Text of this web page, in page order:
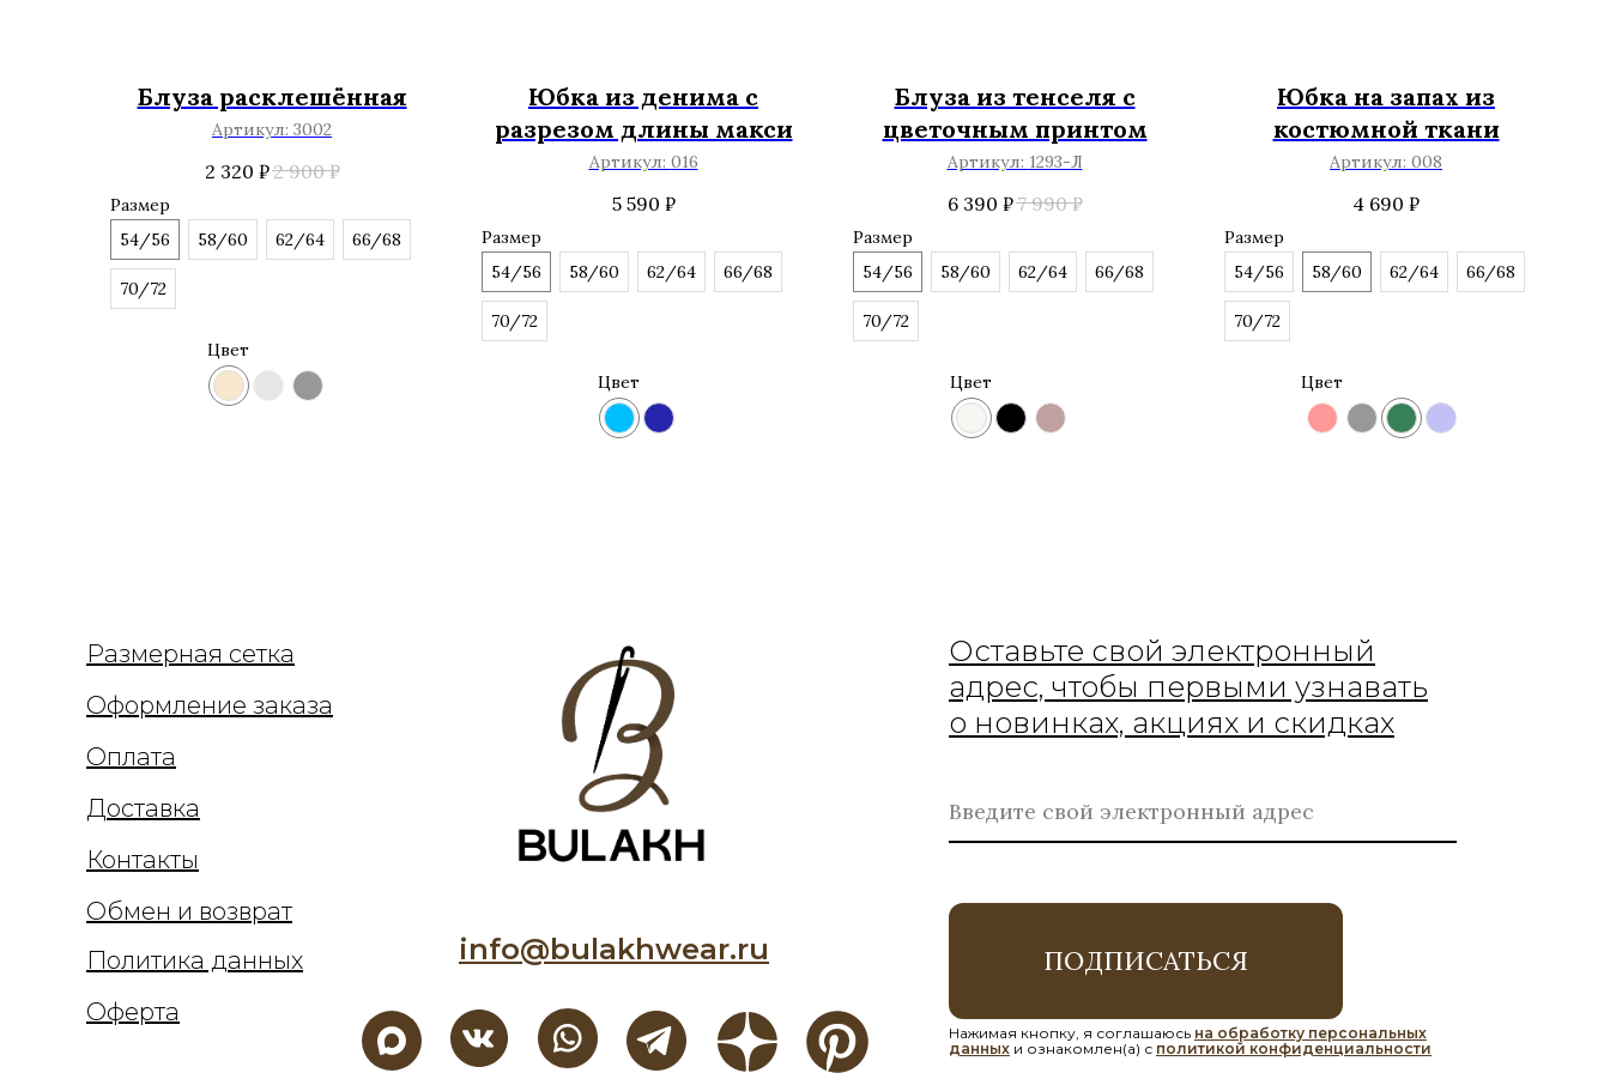
Блуза расклешённая
Артикул: 3002
2 320 ₽2 900 ₽
Размер
54/56
58/60 62/64 66/68
70/72
Цвет
Юбка из денима с
разрезом длины макси
Артикул: 016
5 590 ₽
Размер
54/56
58/60 62/64 66/68
70/72
Цвет
Блуза из тенселя с
цветочным принтом
Артикул: 1293-Л
6 390 ₽7 990 ₽
Размер
54/56
58/60 62/64 66/68
70/72
Цвет
Юбка на запах из
костюмной ткани
Артикул: 008
4 690 ₽
Размер
54/56
58/60 62/64 66/68
70/72
Цвет
Размерная сетка
Оформление заказа
Оплата
Доставка
Обмен и возврат
Контакты
Оставьте свой электронный
адрес, чтобы первыми узнавать
о новинках, акциях и скидках
Политика данных
Оферта
info@bulakhwear.ru ПОДПИСАТЬСЯ
Нажимая кнопку, я соглашаюсь на обработку персональных
данных и ознакомлен(а) с политикой конфиденциальности